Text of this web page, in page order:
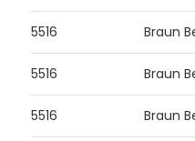
5516 Braun
5516 Braun
5516 Braun